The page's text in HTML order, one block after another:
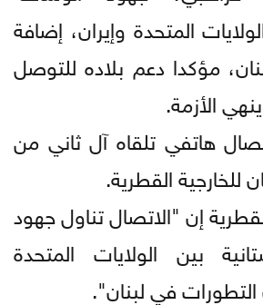
المتحدة وإيران، إضافة
مؤكدا دعم بلاده للتوصل
الأزمة.
هاتفي تلقاه آل ثاني من
القطرية.
إن "الاتصال تناول جهود
بين الولايات المتحدة
التطورات في لبنان".